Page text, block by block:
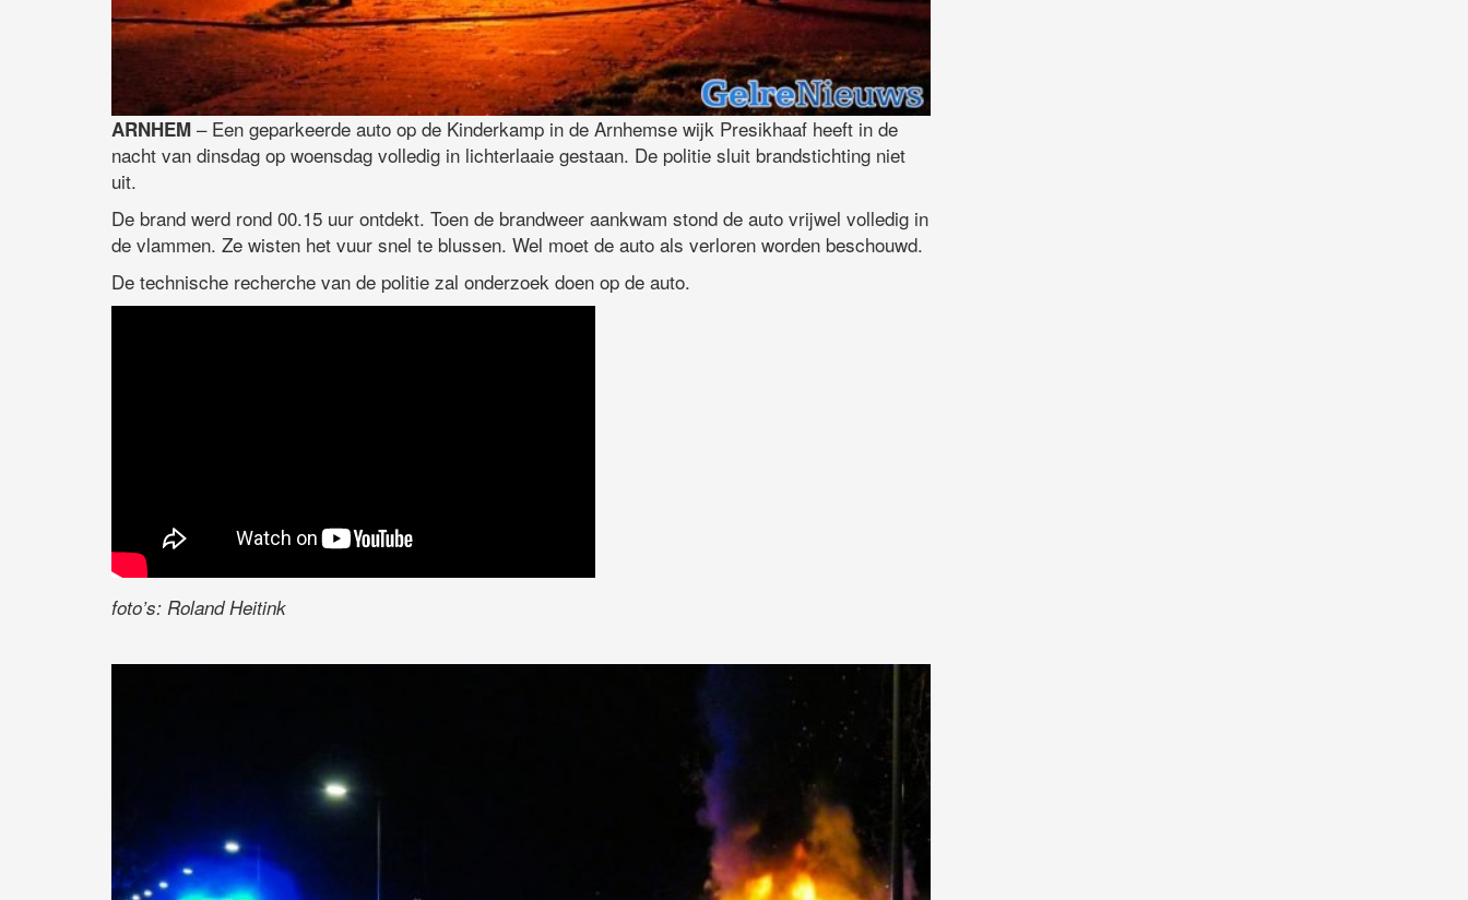
ARNHEM – Een geparkeerde auto op de Kinderkamp in de Arnhemse wijk Presikhaaf heeft in de
nacht van dinsdag op woensdag volledig in lichterlaaie gestaan. De politie sluit brandstichting niet
uit.
De brand werd rond 00.15 uur ontdekt. Toen de brandweer aankwam stond de auto vrijwel volledig in
de vlammen. Ze wisten het vuur snel te blussen. Wel moet de auto als verloren worden beschouwd.
De technische recherche van de politie zal onderzoek doen op de auto.
foto’s: Roland Heitink